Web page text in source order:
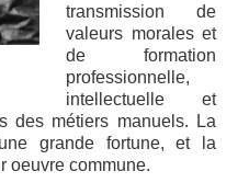
transmission de
valeurs morales et
de formation
professionnelle,
intellectuelle et
des métiers manuels. La
grande fortune, et la
oeuvre commune.